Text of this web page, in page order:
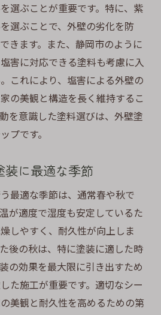
選ぶことが重要です。特に、紫
選ぶことで、外壁の劣化を防
きます。また、静岡市のように
害に対応できる塗料も考慮に入
これにより、塩害による外壁の
の美観と構造を長く維持するこ
を意識した塗料選びは、外壁塗
プです。
装に最適な季節
最適な季節は、通常春や秋で
が適度で湿度も安定しているた
しやすく、耐久性が向上しま
後の秋は、特に塗装に適した時
の効果を最大限に引き出すため
た施工が重要です。適切なシー
美観と耐久性を高めるための第